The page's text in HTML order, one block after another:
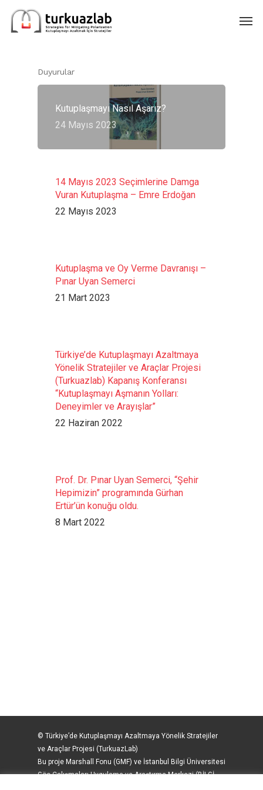
main
Duyurular
Kutuplaşmayı Nasıl Aşarız?
24 Mayıs 2023
14 Mayıs 2023 Seçimlerine Damga
Vuran Kutuplaşma – Emre Erdoğan
22 Mayıs 2023
Kutuplaşma ve Oy Verme Davranışı –
Pınar Uyan Semerci
21 Mart 2023
Türkiye’de Kutuplaşmayı Azaltmaya
Yönelik Stratejiler ve Araçlar Projesi
(Turkuazlab) Kapanış Konferansı
“Kutuplaşmayı Aşmanın Yolları:
Deneyimler ve Arayışlar”
22 Haziran 2022
Prof. Dr. Pınar Uyan Semerci, “Şehir
Hepimizin” programında Gürhan
Ertür’ün konuğu oldu.
8 Mart 2022
© Türkiye’de Kutuplaşmayı Azaltmaya Yönelik Stratejiler
ve Araçlar Projesi (TurkuazLab)
Bu proje Marshall Fonu (GMF) ve İstanbul Bilgi Üniversitesi
Göç Çalışmaları Uygulama ve Araştırma Merkezi (BİLGİ-